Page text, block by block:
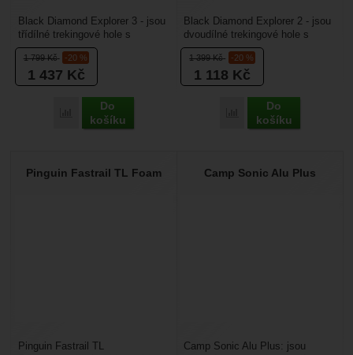
1 799Kč -20 %
1 437 Kč
Přidat 'Black Diamond Explorer 3' k porovnání
Do
košíku
Black Diamond Explorer 3 - jsou
třídílné trekingové hole s
klasickou koncepcí. Jdou složit
pouze na 61...
1 399Kč -20 %
1 118 Kč
Přidat 'Black Diamond
Do
košíku
Black Diamond Explorer 2 - jsou
dvoudílné trekingové hole s
klasickou koncepcí. Díky tomu
jdou složit...
Pinguin Fastrail TL Foam
Pinguin Fastrail TL
Camp Sonic Alu Plus
Camp Sonic Alu Plus: jsou